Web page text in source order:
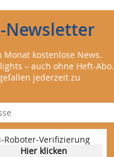
Newsletter
Monat kostenlose News.
– auch ohne Heft-Abo.
jederzeit zu
Roboter-Verifizierung
Hier klicken